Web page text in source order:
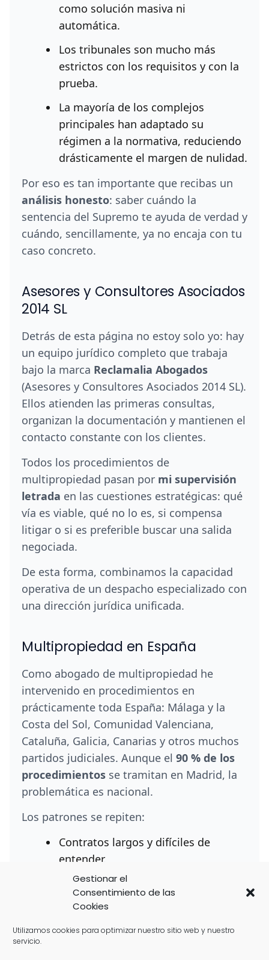
Gestionar el
Consentimiento de las
Cookies
Utilizamos cookies para optimizar nuestro sitio web y nuestro
servicio.
como solución masiva ni
automática.
Los tribunales son mucho más
estrictos con los requisitos y con la
prueba.
La mayoría de los complejos
principales han adaptado su
régimen a la normativa, reduciendo
drásticamente el margen de nulidad.
Por eso es tan importante que recibas un
análisis honesto: saber cuándo la
sentencia del Supremo te ayuda de verdad y
cuándo, sencillamente, ya no encaja con tu
caso concreto.
Asesores y Consultores Asociados
2014 SL
Detrás de esta página no estoy solo yo: hay
un equipo jurídico completo que trabaja
bajo la marca Reclamalia Abogados
(Asesores y Consultores Asociados 2014 SL).
Ellos atienden las primeras consultas,
organizan la documentación y mantienen el
contacto constante con los clientes.
Todos los procedimientos de
multipropiedad pasan por mi supervisión
letrada en las cuestiones estratégicas: qué
vía es viable, qué no lo es, si compensa
litigar o si es preferible buscar una salida
negociada.
De esta forma, combinamos la capacidad
operativa de un despacho especializado con
una dirección jurídica unificada.
Multipropiedad en España
Como abogado de multipropiedad he
intervenido en procedimientos en
prácticamente toda España: Málaga y la
Costa del Sol, Comunidad Valenciana,
Cataluña, Galicia, Canarias y otros muchos
partidos judiciales. Aunque el 90 % de los
procedimientos se tramitan en Madrid, la
problemática es nacional.
Los patrones se repiten:
Contratos largos y difíciles de
entender.
Cuotas de mantenimiento que
suben año tras año.
Complejos que no ofrecen salidas